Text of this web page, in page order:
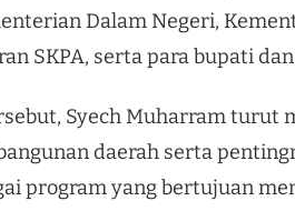
Dalam Negeri,
SKPA, serta para bupati
Syech Muharram turut
daerah serta
program yang bertujuan